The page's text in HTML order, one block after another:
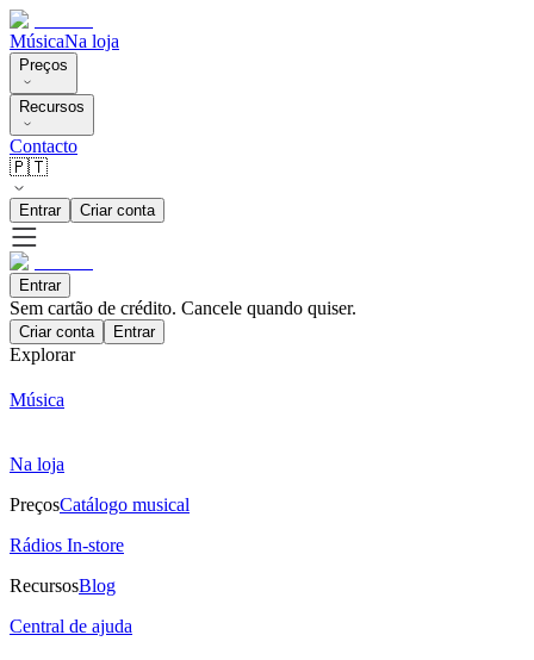
MúsicaNa loja
Preços
Recursos
Contacto
🇵🇹
Entrar Criar conta
Entrar
Sem cartão de crédito. Cancele quando quiser.
Criar conta Entrar
Explorar
Música
Na loja
PreçosCatálogo musical
Rádios In-store
RecursosBlog
Central de ajuda